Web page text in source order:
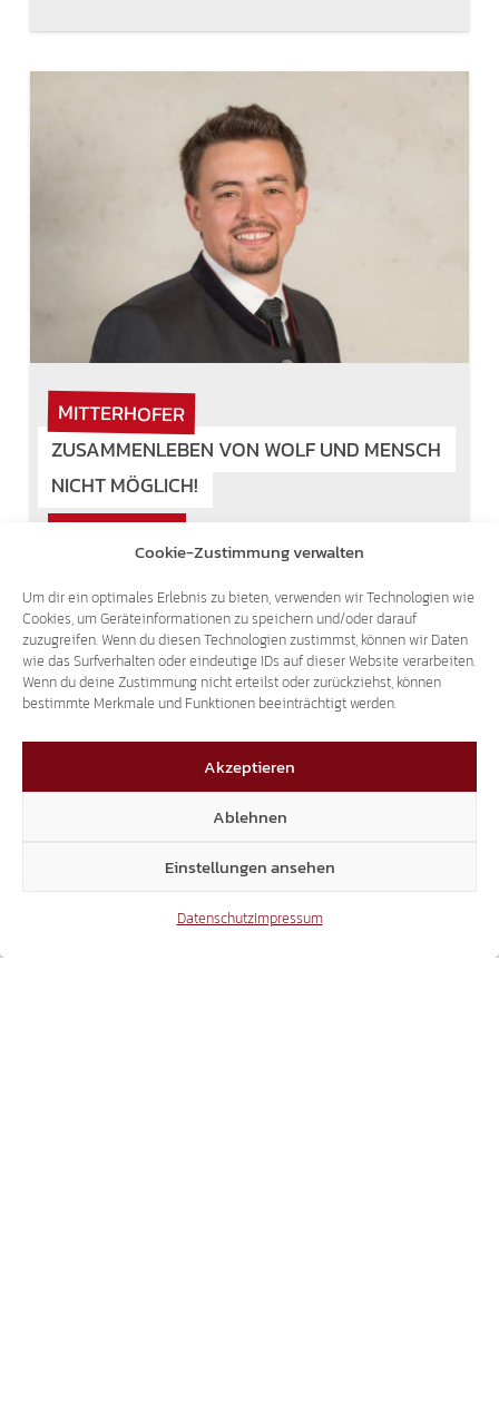
Cookie-Zustimmung verwalten
Um dir ein optimales Erlebnis zu bieten, verwenden wir Technologien wie
Cookies, um Geräteinformationen zu speichern und/oder darauf
zuzugreifen. Wenn du diesen Technologien zustimmst, können wir Daten
wie das Surfverhalten oder eindeutige IDs auf dieser Website verarbeiten.
Wenn du deine Zustimmung nicht erteilst oder zurückziehst, können
bestimmte Merkmale und Funktionen beeinträchtigt werden.
Akzeptieren
Ablehnen
Einstellungen ansehen
DatenschutzImpressum
MITTERHOFER
ZUSAMMENLEBEN VON WOLF UND MENSCH
NICHT MÖGLICH!
5. Februar 2019
Umweltminister Sergio Costa wegen seiner
neuesten Äußerungen: „Wolf und Bär dürfen
nicht abgeschossen werden.“ Ende Jänner
waren Vertreter mehrere oberitalienischer
Regionen in Trient zusammengekommen,
um…